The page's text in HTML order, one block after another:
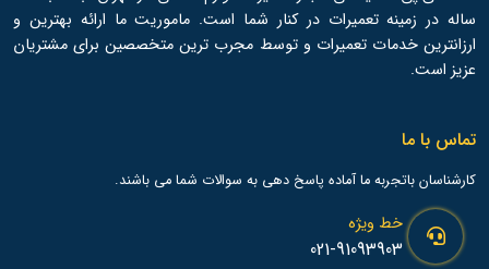
ساله در زمینه تعمیرات در کنار شما است. ماموریت ما ارائه بهترین و
ارزانترین خدمات تعمیرات و توسط مجرب ترین متخصصین برای مشتریان
عزیز است.
تماس با ما
کارشناسان باتجربه ما آماده پاسخ دهی به سوالات شما می باشند.
خط ویژه
021-91093903